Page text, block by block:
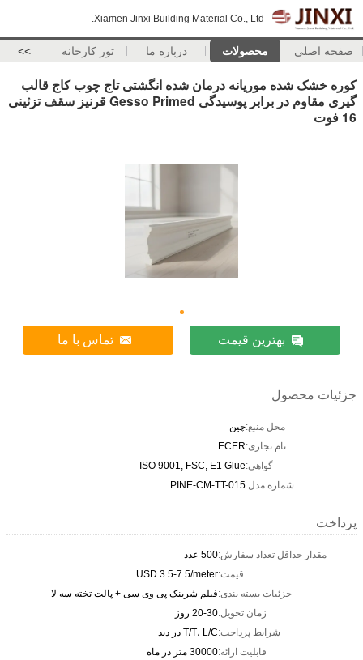
Xiamen Jinxi Building Material Co., Ltd.
صفحه اصلی محصولات درباره ما تور کارخانه >>
کوره خشک شده موریانه درمان شده انگشتی تاج چوب کاج قالب
گیری مقاوم در برابر پوسیدگی Gesso Primed قرنیز سقف تزئینی
16 فوت
بهترین قیمت تماس با ما
جزئیات محصول
محل منبع:چین
نام تجاری:ECER
گواهی:ISO 9001, FSC, E1 Glue
شماره مدل:PINE-CM-TT-015
پرداخت
مقدار حداقل تعداد سفارش:500 عدد
قیمت:USD 3.5-7.5/meter
جزئیات بسته بندی:فیلم شرینک پی وی سی + پالت تخته سه لا
زمان تحویل:20-30 روز
شرایط پرداخت:T/T، L/C در دید
قابلیت ارائه:30000 متر در ماه